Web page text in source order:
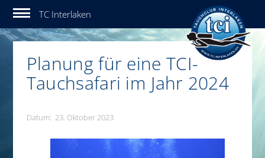
Tauchclub Interlaken
Planung für eine TCI-
Tauchsafari im Jahr 2024
Datum: 23. Oktober 2023